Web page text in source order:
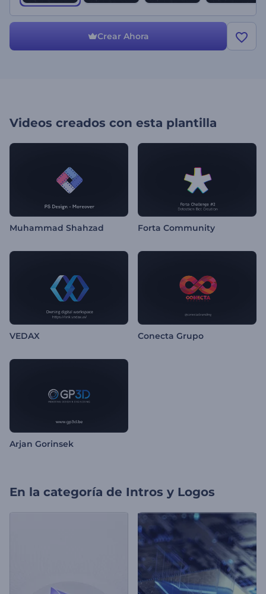
Crear Ahora
Videos creados con esta plantilla
Muhammad Shahzad Forta Community
VEDAX Conecta Grupo
Arjan Gorinsek
En la categoría de Intros y Logos